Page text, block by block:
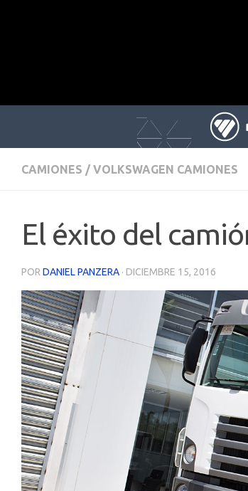
CAMIONES / VOLKSWAGEN CAMIONES
El éxito del
POR DANIEL PANZERA · DICIEMBRE 15, 2016